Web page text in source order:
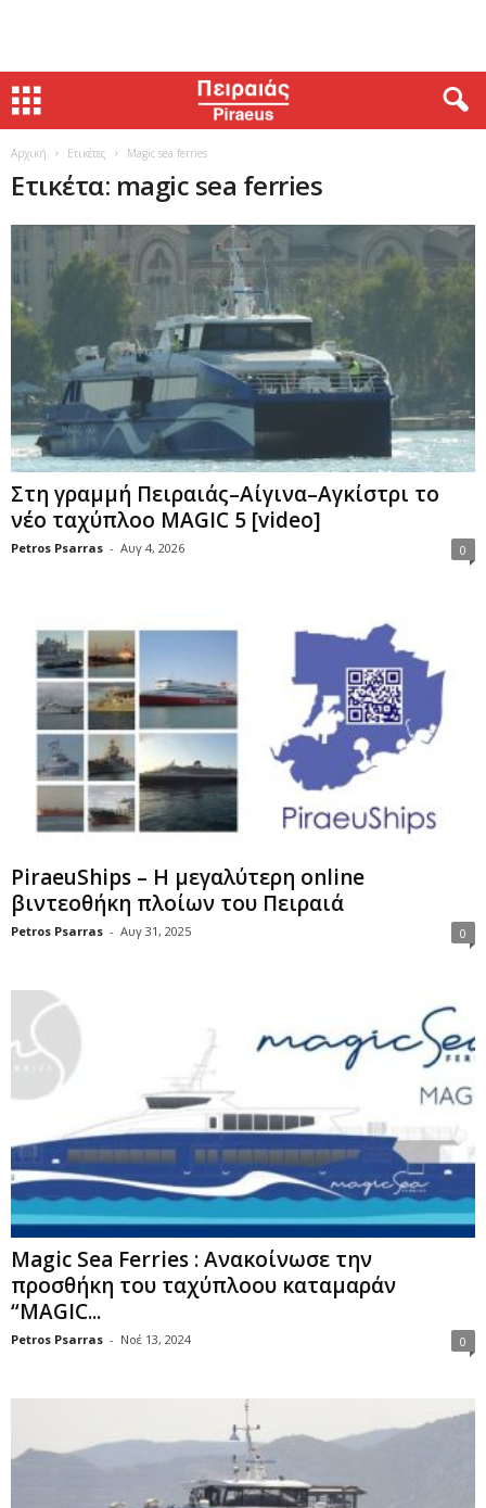
Αρχική Ετικέτες Magic sea ferries
Ετικέτα: magic sea ferries
Στη γραμμή Πειραιάς–Αίγινα–Αγκίστρι το
νέο ταχύπλοο MAGIC 5 [video]
Petros Psarras - Αυγ 4, 2026 0
PiraeuShips – Η μεγαλύτερη online
βιντεοθήκη πλοίων του Πειραιά
Petros Psarras - Αυγ 31, 2025 0
Magic Sea Ferries : Ανακοίνωσε την
προσθήκη του ταχύπλοου καταμαράν
“MAGIC...
Petros Psarras - Νοέ 13, 2024 0